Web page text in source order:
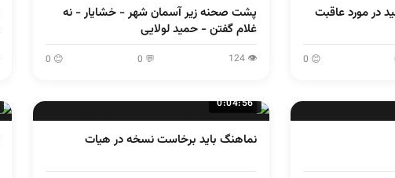
در مورد عاقبت
😊 0
پشت صحنه زیر آسمان شهر - خشایار - نه
غلام گفتن - حمید لولایی
👁 124
💬 0
😊 0
0:04:56
نماهنگ باید برخاست نسخه در هیات